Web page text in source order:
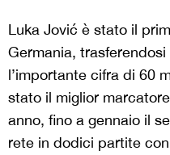
Luka Jović è stato il
Germania,
l’importante cifra di 60
stato il miglior
anno, fino a gennaio il
rete in dodici partite